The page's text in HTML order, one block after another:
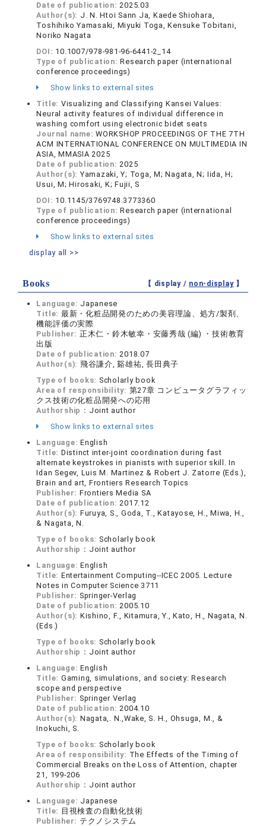
Date of publication:2025.03
Author(s): J. N. Htoi Sann Ja, Kaede Shiohara,
Toshihiko Yamasaki, Miyuki Toga, Kensuke Tobitani,
Noriko Nagata
DOI: 10.1007/978-981-96-6441-2_14
Type of publication:Research paper (international
conference proceedings)
Show links to external sites
Title: Visualizing and Classifying Kansei Values:
Neural activity features of individual difference in
washing comfort using electronic bidet seats
Journal name:WORKSHOP PROCEEDINGS OF THE 7TH
ACM INTERNATIONAL CONFERENCE ON MULTIMEDIA IN
ASIA, MMASIA 2025
Date of publication:2025
Author(s): Yamazaki, Y; Toga, M; Nagata, N; Iida, H;
Usui, M; Hirosaki, K; Fujii, S
DOI: 10.1145/3769748.3773360
Type of publication:Research paper (international
conference proceedings)
Show links to external sites
display all >>
Books 【 display / non-display】
Language: Japanese
Title: 最新・化粧品開発のための美容理論、処方/製剤、
機能評価の実際
Publisher: 正木仁・鈴木敏幸・安藤秀哉 (編) ・技術教育
出版
Date of publication:2018.07
Author(s): 飛谷謙介, 谿雄祐, 長田典子
Type of books: Scholarly book
Area of responsibility: 第27章 コンピュータグラフィッ
クス技術の化粧品開発への応用
Authorship： Joint author
Show links to external sites
Language:English
Title: Distinct inter-joint coordination during fast
alternate keystrokes in pianists with superior skill. In
Idan Segev, Luis M. Martinez & Robert J. Zatorre (Eds.),
Brain and art, Frontiers Research Topics
Publisher: Frontiers Media SA
Date of publication:2017.12
Author(s): Furuya, S., Goda, T., Katayose, H., Miwa, H.,
& Nagata, N.
Type of books: Scholarly book
Authorship： Joint author
Language:English
Title: Entertainment Computing--ICEC 2005. Lecture
Notes in Computer Science 3711
Publisher: Springer-Verlag
Date of publication:2005.10
Author(s): Kishino, F., Kitamura, Y., Kato, H., Nagata, N.
(Eds.)
Type of books: Scholarly book
Authorship： Joint author
Language:English
Title: Gaming, simulations, and society: Research
scope and perspective
Publisher: Springer Verlag
Date of publication:2004.10
Author(s): Nagata,. N.,Wake, S. H., Ohsuga, M., &
Inokuchi, S.
Type of books: Scholarly book
Area of responsibility: The Effects of the Timing of
Commercial Breaks on the Loss of Attention, chapter
21, 199-206
Authorship： Joint author
Language: Japanese
Title: 目視検査の自動化技術
Publisher: テクノシステム